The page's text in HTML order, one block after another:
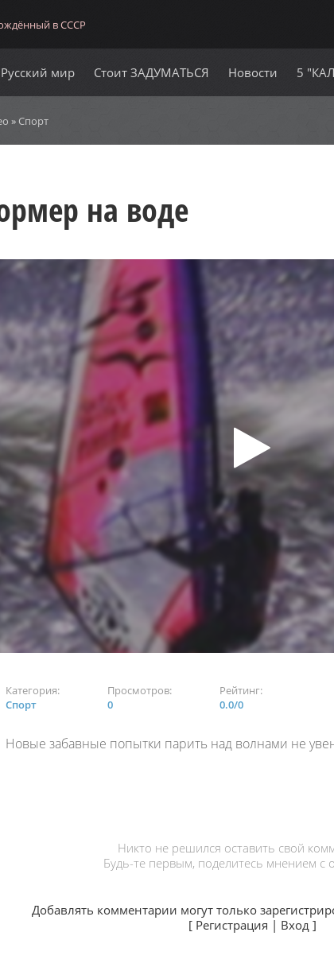
в СССР
Русский мир Стоит ЗАДУМАТЬСЯ Новости 5
» Спорт
на воде
Категория:
Спорт
Просмотров:
0
Рейтинг:
0.0/0
Новые забавные попытки парить над волнами не
Никто не решился оставить свой
Будь-те первым, поделитесь мнением с
Добавлять комментарии могут только
[ Регистрация | Вход]